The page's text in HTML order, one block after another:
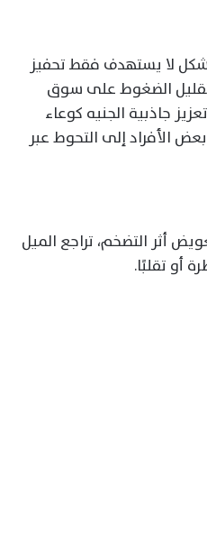
لا يستهدف فقط تحفيز
تقليل الضغوط على سوق
جاذبية الجنيه كوعاء
الأفراد إلى التحوط عبر
أثر التضخم، تراجع الميل
أو تقلبًا.